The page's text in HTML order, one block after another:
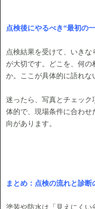
点検後にやるべき“最初の
点検結果を受けて、いき
が大切です。どこを、何
か。ここが具体的に語れな
迷ったら、写真とチェッ
体的で、現場条件に合わ
向があります。
まとめ：点検の流れと診
塗装や防水は「見えにく